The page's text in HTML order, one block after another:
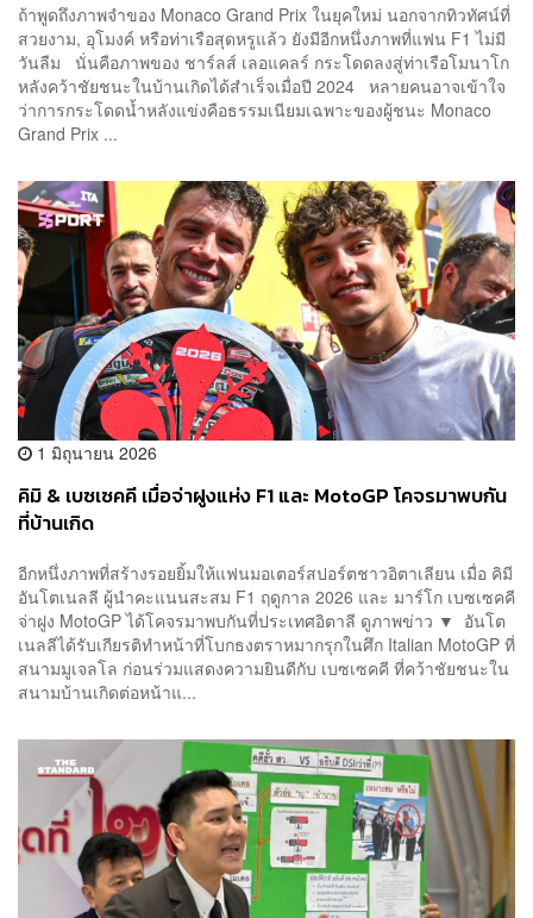
ถ้าพูดถึงภาพจำของ Monaco Grand Prix ในยุคใหม่ นอกจากทิวทัศน์ที่
สวยงาม, อุโมงค์ หรือท่าเรือสุดหรูแล้ว ยังมีอีกหนึ่งภาพที่แฟน F1 ไม่มี
วันลืม นั่นคือภาพของ ชาร์ลส์ เลอแคลร์ กระโดดลงสู่ท่าเรือโมนาโก
หลังคว้าชัยชนะในบ้านเกิดได้สำเร็จเมื่อปี 2024 หลายคนอาจเข้าใจ
ว่าการกระโดดน้ำหลังแข่งคือธรรมเนียมเฉพาะของผู้ชนะ Monaco
Grand Prix ...
1 มิถุนายน 2026
คิมิ & เบซเซคคี เมื่อจ่าฝูงแห่ง F1 และ MotoGP โคจรมาพบกัน
ที่บ้านเกิด
อีกหนึ่งภาพที่สร้างรอยยิ้มให้แฟนมอเตอร์สปอร์ตชาวอิตาเลียน เมื่อ คิมี
อันโตเนลลี ผู้นำคะแนนสะสม F1 ฤดูกาล 2026 และ มาร์โก เบซเซคคี
จ่าฝูง MotoGP ได้โคจรมาพบกันที่ประเทศอิตาลี ดูภาพข่าว ▼ อันโต
เนลลีได้รับเกียรติทำหน้าที่โบกธงตราหมากรุกในศึก Italian MotoGP ที่
สนามมูเจลโล ก่อนร่วมแสดงความยินดีกับ เบซเซคคี ที่คว้าชัยชนะใน
สนามบ้านเกิดต่อหน้าแ...